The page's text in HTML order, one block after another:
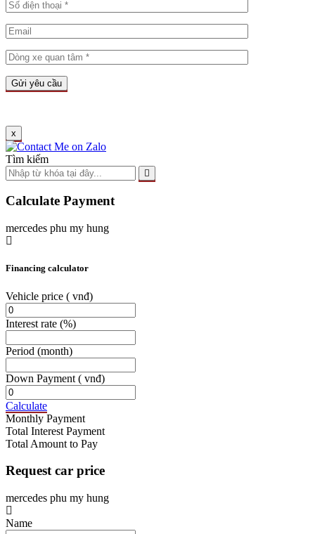
x
Tìm kiếm
Calculate Payment
mercedes phu my hung
Financing calculator
Vehicle price ( vnđ)
Interest rate (%)
Period (month)
Down Payment ( vnđ)
Calculate
Monthly Payment
Total Interest Payment
Total Amount to Pay
Request car price
mercedes phu my hung
Name